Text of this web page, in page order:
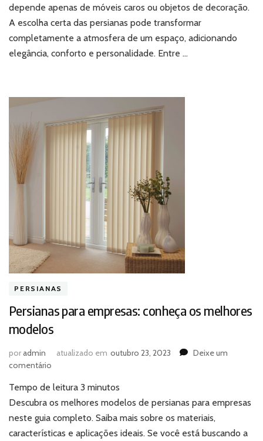
a
escolha
perfeita
ambientes
depende apenas de móveis caros ou objetos de decoração.
A escolha certa das persianas pode transformar
completamente a atmosfera de um espaço, adicionando
elegância, conforto e personalidade. Entre …
PERSIANAS
Persianas para empresas: conheça os melhores
modelos
poradmin atualizado em outubro 23, 2023
Deixe um
comentário
para
empresas:
conheça
melhores
Tempo de leitura 3 minutos
Descubra os melhores modelos de persianas para empresas
neste guia completo. Saiba mais sobre os materiais,
características e aplicações ideais. Se você está buscando a